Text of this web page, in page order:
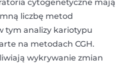
cytogenetyczne mają
liczbę metod
tym analizy kariotypu
na metodach CGH.
wykrywanie zmian